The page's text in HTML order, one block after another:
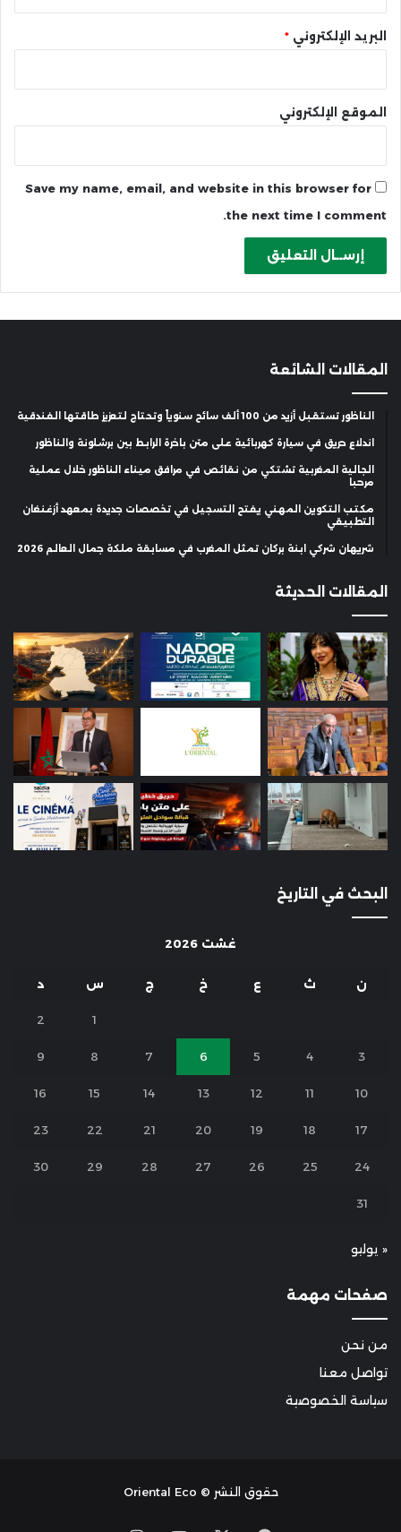
البريد الإلكتروني *
الموقع الإلكتروني
Save my name, email, and website in this browser for
the next time I comment.
المقالات الشائعة
الناظور تستقبل أزيد من 100 ألف سائح سنوياً وتحتاج لتعزيز طاقتها الفندقية
اندلاع حريق في سيارة كهربائية على متن باخرة الرابط بين برشلونة والناظور
الجالية المغربية تشتكي من نقائص في مرافق ميناء الناظور خلال عملية
مرحبا
مكتب التكوين المهني يفتح التسجيل في تخصصات جديدة بمعهد أزغنغان
التطبيقي
شريهان شركي ابنة بركان تمثل المغرب في مسابقة ملكة جمال العالم 2026
المقالات الحديثة
البحث في التاريخ
غشت 2026
ن ث ع خ ج س د
1
2
3
4
5
6
7
8
9
10
11
12
13
14
15
16
17
18
19
20
21
22
23
24
25
26
27
28
29
30
31
« يوليو
صفحات مهمة
من نحن
تواصل معنا
سياسة الخصوصية
حقوق النشر © Oriental Eco